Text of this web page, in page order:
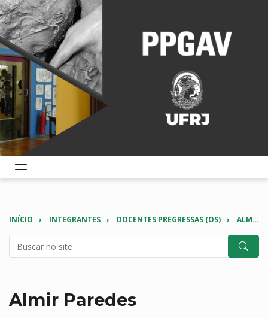
INÍCIO INTEGRANTES DOCENTES PREGRESSAS (OS) ALMIR PAREDES
Almir Paredes